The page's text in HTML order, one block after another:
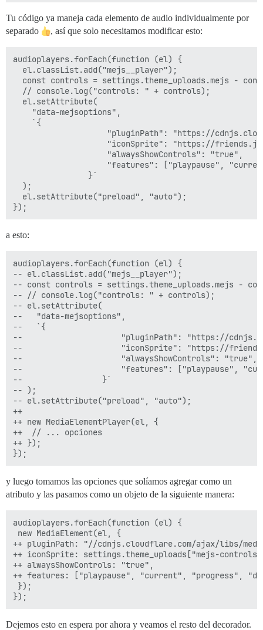
Tu código ya maneja cada elemento de audio individualmente por
separado
, así que solo necesitamos modificar esto:
audioplayers.forEach(function (el) {
  el.classList.add("mejs__player");
const controls = settings.theme_uploads.mejs -
  // console.log("controls: " + controls);
  el.setAttribute(
    "data-mejsoptions",
    `{
"pluginPath": "https://
"iconSprite": "https://
                    "alwaysShowControls": "true",
"features": ["playpause",
                }`
  );
  el.setAttribute("preload", "auto");
a esto:
audioplayers.forEach(function (el) {
-- el.classList.add("mejs__player");
-- const controls = settings.theme_uploads.mejs -
-- // console.log("controls: " + controls);
-- el.setAttribute(
--   "data-mejsoptions",
--   `{
--                     "pluginPath": "https://
--                     "iconSprite": "https://
--                     "alwaysShowControls": "true",
--                     "features": ["playpause",
--                 }`
-- );
-- el.setAttribute("preload", "auto");
++
++ new MediaElementPlayer(el, {
++  // ... opciones
++ });
y luego tomamos las opciones que solíamos agregar como un
atributo y las pasamos como un objeto de la siguiente manera:
audioplayers.forEach(function (el) {
new MediaElement(el, {
++ pluginPath: "//cdnjs.cloudflare.com/ajax/libs/
++ iconSprite: settings.theme_uploads["mejs-
++ alwaysShowControls: "true",
++ features: ["playpause", "current", "progress",
});
Dejemos esto en espera por ahora y veamos el resto del decorador.